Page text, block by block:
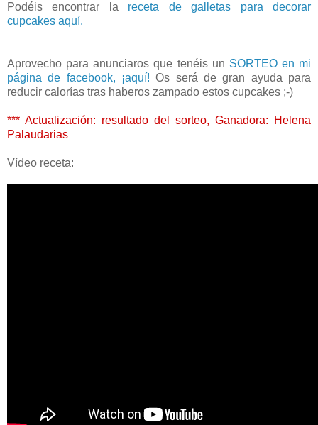
Podéis encontrar la receta de galletas para decorar
cupcakes aquí.
Aprovecho para anunciaros que tenéis un SORTEO en mi
página de facebook, ¡aquí!Os será de gran ayuda para
reducir calorías tras haberos zampado estos cupcakes ;-)
*** Actualización: resultado del sorteo, Ganadora: Helena
Palaudarias
Vídeo receta: